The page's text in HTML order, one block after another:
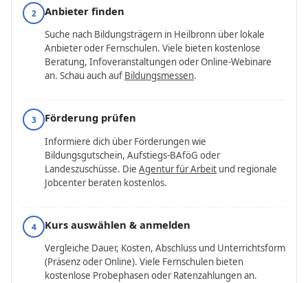
2 Anbieter finden
Suche nach Bildungsträgern in Heilbronn über lokale
Anbieter oder Fernschulen. Viele bieten kostenlose
Beratung, Infoveranstaltungen oder Online-Webinare
an. Schau auch auf Bildungsmessen.
3 Förderung prüfen
Informiere dich über Förderungen wie
Bildungsgutschein, Aufstiegs-BAföG oder
Landeszuschüsse. Die Agentur für Arbeit und regionale
Jobcenter beraten kostenlos.
4 Kurs auswählen & anmelden
Vergleiche Dauer, Kosten, Abschluss und Unterrichtsform
(Präsenz oder Online). Viele Fernschulen bieten
kostenlose Probephasen oder Ratenzahlungen an.